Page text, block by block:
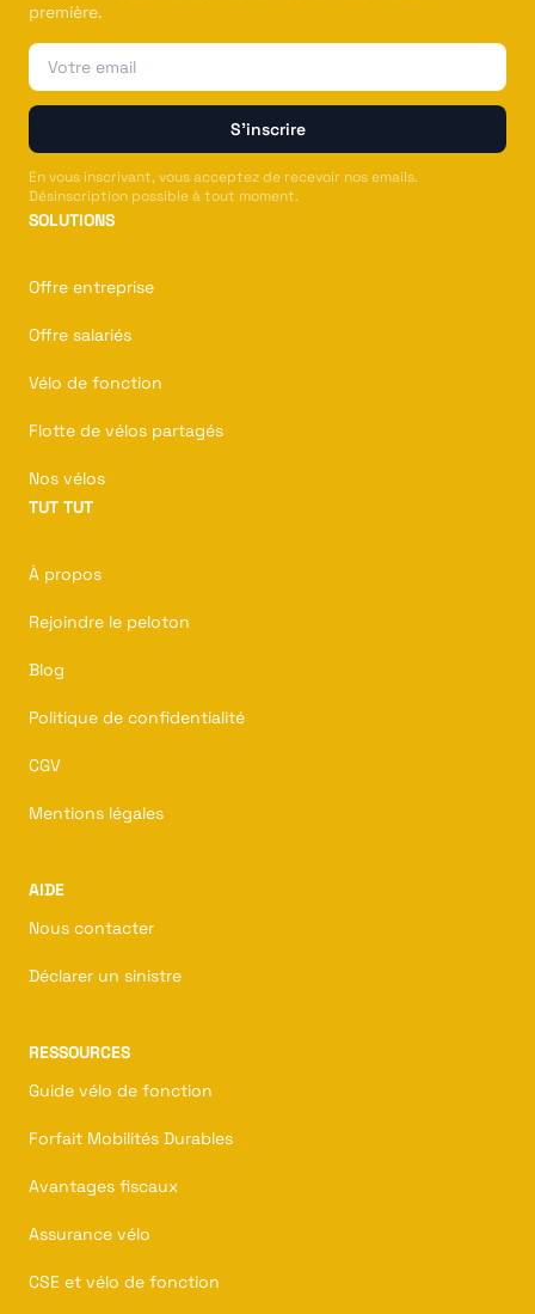
première.
Email
S'inscrire
En vous inscrivant, vous acceptez de recevoir nos emails.
Désinscription possible à tout moment.
SOLUTIONS
Offre entreprise
Offre salariés
Vélo de fonction
Flotte de vélos partagés
Nos vélos
TUT TUT
À propos
Rejoindre le peloton
Blog
Politique de confidentialité
CGV
Mentions légales
AIDE
Nous contacter
Déclarer un sinistre
RESSOURCES
Guide vélo de fonction
Forfait Mobilités Durables
Avantages fiscaux
Assurance vélo
CSE et vélo de fonction